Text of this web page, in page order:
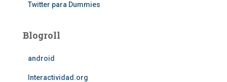
Twitter para Dummies
Blogroll
android
Interactividad.org